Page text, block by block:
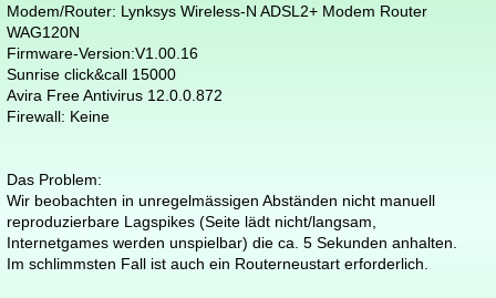
Modem/Router: Lynksys Wireless-N ADSL2+ Modem Router
WAG120N
Firmware-Version:V1.00.16
Sunrise click&call 15000
Avira Free Antivirus 12.0.0.872
Firewall: Keine
Das Problem:
Wir beobachten in unregelmässigen Abständen nicht manuell
reproduzierbare Lagspikes (Seite lädt nicht/langsam,
Internetgames werden unspielbar) die ca. 5 Sekunden anhalten.
Im schlimmsten Fall ist auch ein Routerneustart erforderlich.